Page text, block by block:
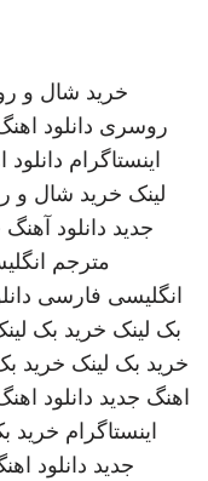
خرید شال و
روسری دانلود
اینستاگرام
لینک خرید شال و
جدید دانلود
مترجم
انگلیسی فارسی
بک لینک خرید بک
خرید بک لینک خرید
اهنگ جدید دانلود
اینستاگرام خرید
جدید دانلود